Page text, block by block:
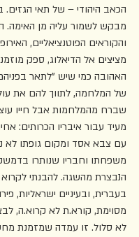
הכאב היהודי – של תאי
מבקש לשמור עליה מן האימה.
והקוראים הפוטנציאליים,
מציצים אל הדיאלוג, ספק
האהובה כמי שיש "לתאר
של המלחמה, לתווך להם את
שברח מהמלחמות אבל חייו
מעיד עבור איבריו הכרותים:
עם צבא אסד ומקום גופתו לא
משפחתו וחבריו שנותרו
הנבצרת מהשגה. להבנתי
בעברית, ובעיניים ישראליות,
מסוימת, קורא.ת לא קרוא.ה,
לא סלול. זו עמדה שמזמנת